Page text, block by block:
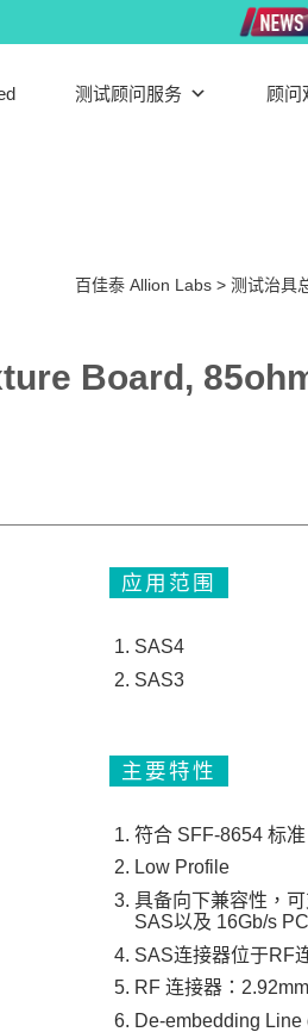
测试顾问服务 顾问
百佳泰 Allion Labs> 测试治具
Board,
应用范围
SAS4
SAS3
主要特性
符合 SFF-8654 标准
Low Profile
具备向下兼容性，
SAS以及 16Gb/s
SAS连接器位于RF
RF 连接器：
De-embedding